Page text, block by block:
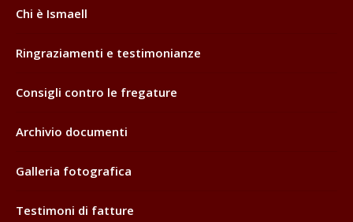
Chi è Ismaell
Ringraziamenti e testimonianze
Consigli contro le fregature
Archivio documenti
Galleria fotografica
Testimoni di fatture